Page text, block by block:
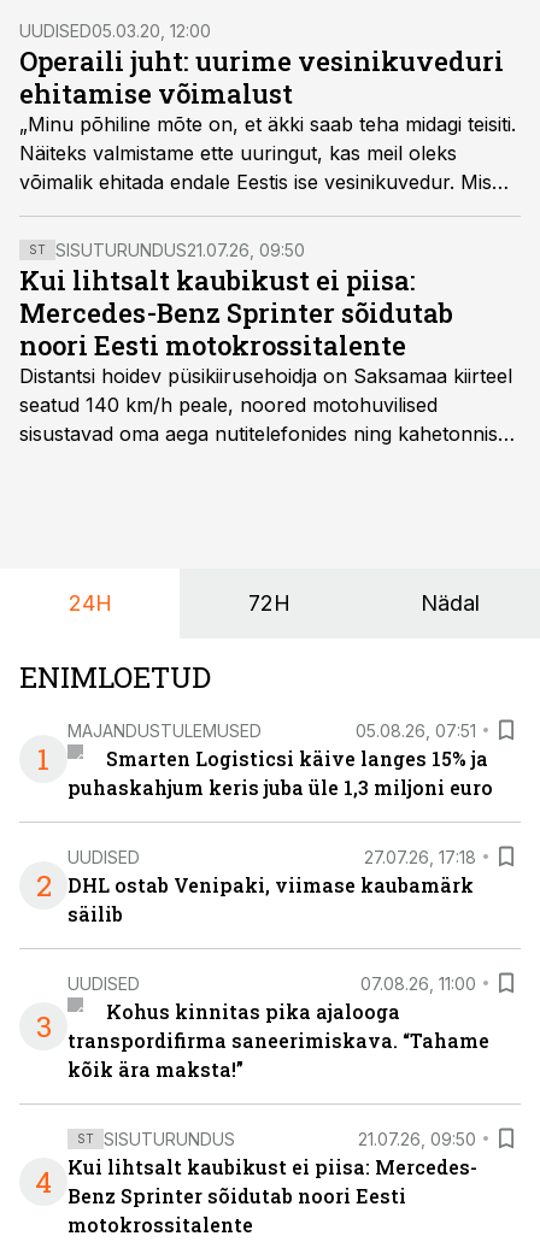
Kaasik.
UUDISED05.03.20, 12:00
Operaili juht: uurime vesinikuveduri
ehitamise võimalust
„Minu põhiline mõte on, et äkki saab teha midagi teisiti.
Näiteks valmistame ette uuringut, kas meil oleks
võimalik ehitada endale Eestis ise vesinikuvedur. Mis
on see takistus, miks Eestis ei võiks sõita ringi
vesinikurongid? Või vedurid ilma juhita,“ ütleb ASi
Operail juht Raul Toomsalu, kes on tänu „raamist
väljas“ mõtlemisele suutnud viia riigiettevõtte korralikku
kasumisse ning pannud naabrid kadedusest enda järel
luurama.
ST SISUTURUNDUS21.07.26, 09:50
Kui lihtsalt kaubikust ei piisa:
Mercedes-Benz Sprinter sõidutab
noori Eesti motokrossitalente
Distantsi hoidev püsikiirusehoidja on Saksamaa kiirteel
seatud 140 km/h peale, noored motohuvilised
sisustavad oma aega nutitelefonides ning kahetonnises
24H 72H Nädal
ENIMLOETUD
1
MAJANDUSTULEMUSED 05.08.26, 07:51
Smarten Logisticsi käive langes 15% ja
puhaskahjum keris juba üle 1,3 miljoni euro
2
UUDISED 27.07.26, 17:18
DHL ostab Venipaki, viimase kaubamärk
säilib
3
UUDISED 07.08.26, 11:00
Kohus kinnitas pika ajalooga
transpordifirma saneerimiskava. “Tahame
kõik ära maksta!”
4
ST SISUTURUNDUS 21.07.26, 09:50
Kui lihtsalt kaubikust ei piisa: Mercedes-
Benz Sprinter sõidutab noori Eesti
motokrossitalente